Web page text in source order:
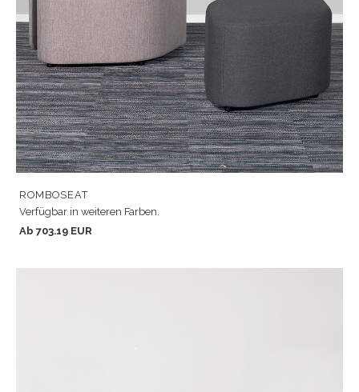
ROMBOSEAT
Verfügbar in weiteren Farben.
Ab 703.19 EUR